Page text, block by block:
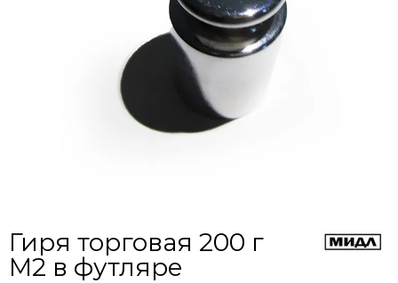
Гиря торговая 200 г
М2 в футляре